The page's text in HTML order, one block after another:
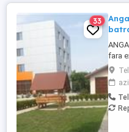
33
fara
de
ture,